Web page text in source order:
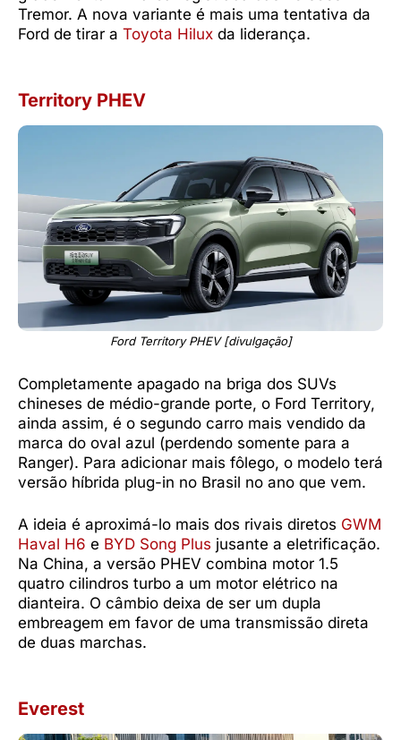
Tremor. A nova variante é mais uma tentativa da
Ford de tirar a Toyota Hilux da liderança.
Territory PHEV
Ford Territory PHEV [divulgação]
Completamente apagado na briga dos SUVs
chineses de médio-grande porte, o Ford Territory,
ainda assim, é o segundo carro mais vendido da
marca do oval azul (perdendo somente para a
Ranger). Para adicionar mais fôlego, o modelo terá
versão híbrida plug-in no Brasil no ano que vem.
A ideia é aproximá-lo mais dos rivais diretos GWM
Haval H6 e BYD Song Plus jusante a eletrificação.
Na China, a versão PHEV combina motor 1.5
quatro cilindros turbo a um motor elétrico na
dianteira. O câmbio deixa de ser um dupla
embreagem em favor de uma transmissão direta
de duas marchas.
Everest